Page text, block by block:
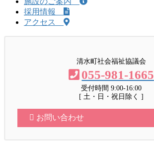
採用情報
アクセス
清水町社会福祉協議会
055-981-1665
受付時間 9:00-16:00
[ 土・日・祝日除く ]
お問い合わせ